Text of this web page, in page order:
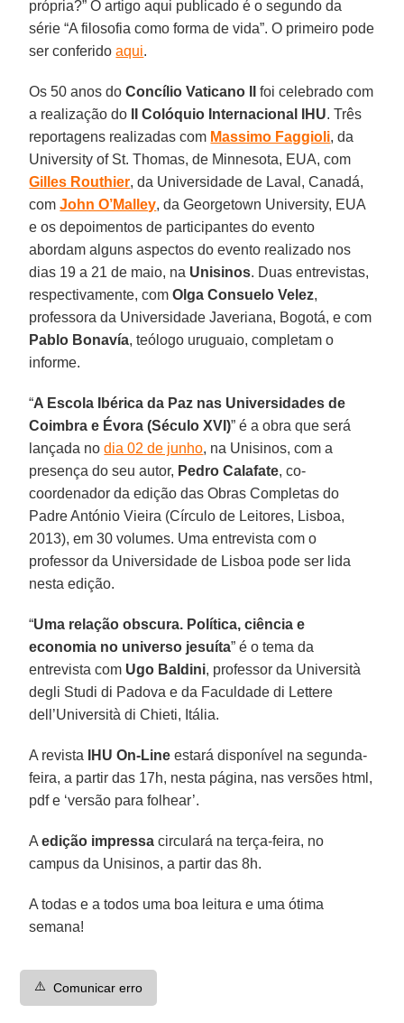
própria?” O artigo aqui publicado é o segundo da
série “A filosofia como forma de vida”. O primeiro pode
ser conferidoaqui.
Os 50 anos doConcílio Vaticano II
foi celebrado com
a realização do
II Colóquio Internacional IHU. Três
reportagens realizadas com Massimo Faggioli, da
University of St. Thomas, de Minnesota, EUA, com
Gilles Routhier, da Universidade de Laval, Canadá,
comJohn O’Malley, da Georgetown University, EUA
e os depoimentos de participantes do evento
abordam alguns aspectos do evento realizado nos
dias 19 a 21 de maio, na Unisinos. Duas entrevistas,
respectivamente, comOlga Consuelo Velez,
professora da Universidade Javeriana, Bogotá, e com
Pablo Bonavía, teólogo uruguaio, completam o
informe.
“A Escola Ibérica da Paz nas Universidades de
Coimbra e Évora (Século XVI)” é a obra que será
lançada nodia 02 de junho, na Unisinos, com a
presença do seu autor, Pedro Calafate, co-
coordenador da edição das Obras Completas do
Padre António Vieira (Círculo de Leitores, Lisboa,
2013), em 30 volumes. Uma entrevista com o
professor da Universidade de Lisboa pode ser lida
nesta edição.
“Uma relação obscura. Política, ciência e
economia no universo jesuíta” é o tema da
entrevista com Ugo Baldini, professor da Università
degli Studi di Padova e da Faculdade di Lettere
dell’Università di Chieti, Itália.
A revista IHU On-Line estará disponível na segunda-
feira, a partir das 17h, nesta página, nas versões html,
pdf e ‘versão para folhear’.
Aedição impressa circulará na terça-feira, no
campus da Unisinos, a partir das 8h.
A todas e a todos uma boa leitura e uma ótima
semana!
⚠️ Comunicar erro